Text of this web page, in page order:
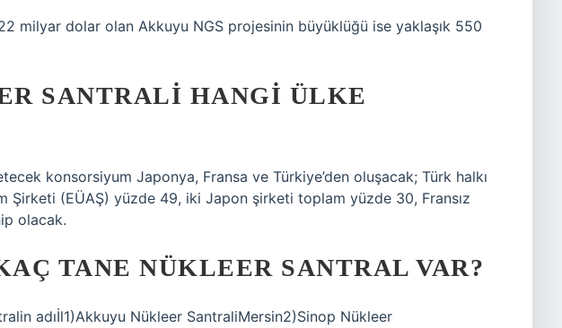
milyar dolar olan Akkuyu NGS projesinin büyüklüğü ise yaklaşık 550
SANTRALI HANGI ÜLKE
konsorsiyum Japonya, Fransa ve Türkiye’den oluşacak; Türk halkı
Şirketi (EÜAŞ) yüzde 49, iki Japon şirketi toplam yüzde 30, Fransız
olacak.
TANE NÜKLEER SANTRAL VAR?
adıİl1)Akkuyu Nükleer SantraliMersin2)Sinop Nükleer